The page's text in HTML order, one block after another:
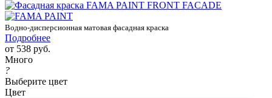
Водно-дисперсионная матовая фасадная краска
Подробнее
от 538 руб.
Много
?
Выберите цвет
Цвет